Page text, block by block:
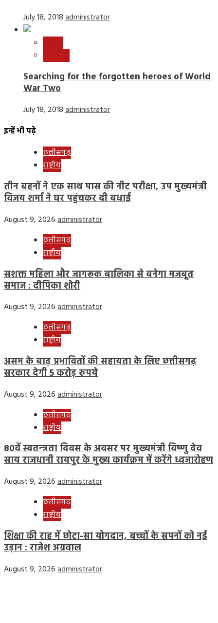
July 18, 2018administrator
Searching for the forgotten heroes of World
War Two
July 18, 2018administrator
इन्हें भी पढ़े
छत्तीसगढ़
राष्ट्रीय
तीन बहनों ने एक साथ पास की नीट परीक्षा, उप मुख्यमंत्री
विजय शर्मा ने घर पहुंचकर दी बधाई
August 9, 2026administrator
छत्तीसगढ़
राष्ट्रीय
सशक्त महिला और जागरूक बालिका से बनेगा मजबूत
समाज : दीपिका शोरी
August 9, 2026administrator
छत्तीसगढ़
राष्ट्रीय
असम के बाढ़ प्रभावितों की सहायता के लिए छत्तीसगढ़
सरकार देगी 5 करोड़ रुपये
August 9, 2026administrator
छत्तीसगढ़
राष्ट्रीय
80वें स्वतन्त्रता दिवस के अवसर पर मुख्यमंत्री विष्णु देव
साय राजधानी रायपुर के मुख्य कार्यक्रम में करेंगे ध्वजारोहण
August 9, 2026administrator
छत्तीसगढ़
राष्ट्रीय
शिक्षा की राह में छोटा-सा योगदान, बच्चों के सपनों को नई
उड़ान : राजेश अग्रवाल
August 9, 2026administrator